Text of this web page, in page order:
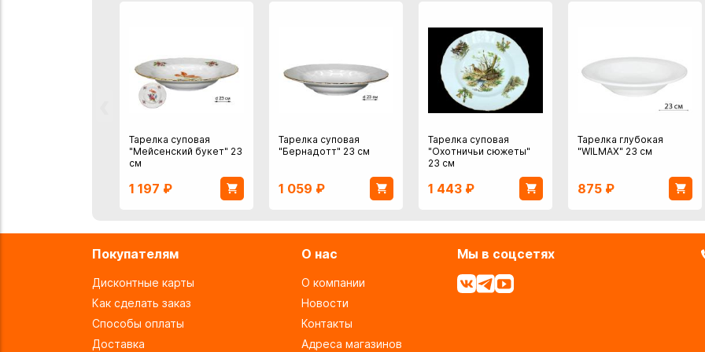
Тарелка суповая
"Мейсенский букет" 23
см
1 197 ₽
Тарелка суповая
"Бернадотт" 23 см
1 059 ₽
Тарелка суповая
"Охотничьи сюжеты"
23 см
1 443 ₽
Тарелка глубокая
"WILMAX" 23 см
875 ₽
Покупателям
Дисконтные карты
Как сделать заказ
Способы оплаты
Доставка
О нас
О компании
Новости
Контакты
Адреса магазинов
Мы в соцсетях